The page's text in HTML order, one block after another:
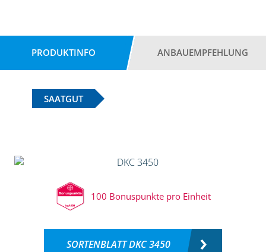
PRODUKTINFO ANBAUEMPFEHLUNG
SAATGUT
100 Bonuspunkte pro Einheit
SORTENBLATT DKC 3450